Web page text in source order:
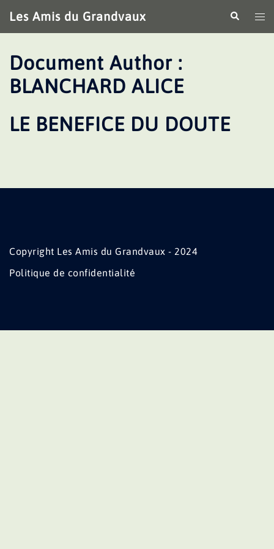
au
contenu
Les Amis du Grandvaux
le
Document Author :
BLANCHARD ALICE
LE BENEFICE DU DOUTE
Copyright Les Amis du Grandvaux - 2024
Politique de confidentialité